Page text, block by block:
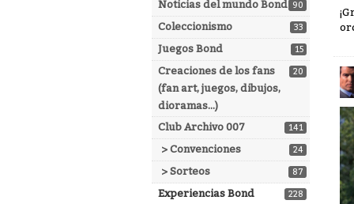
90
Noticias del mundo Bond
33
Coleccionismo
15
Juegos Bond
20
Creaciones de los fans
(fan art, juegos, dibujos,
dioramas...)
141
Club Archivo 007
24
> Convenciones
87
> Sorteos
228
Experiencias Bond